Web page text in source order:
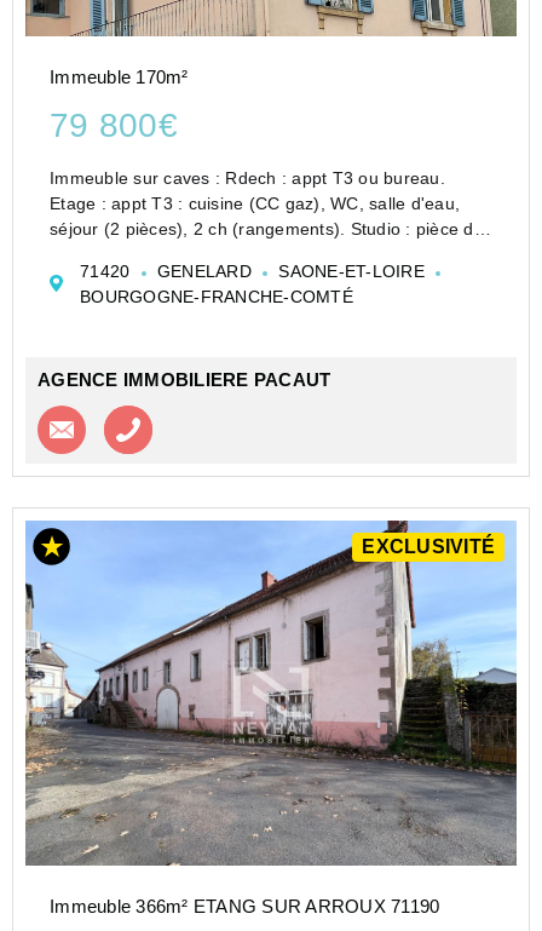
Immeuble 170m²
79 800€
Immeuble sur caves : Rdech : appt T3 ou bureau.
Etage : appt T3 : cuisine (CC gaz), WC, salle d'eau,
séjour (2 pièces), 2 ch (rangements). Studio : pièce de
Grenier aménageable. Cave voûtée. Terr...
71420 GENELARD
SAONE-ET-LOIRE
BOURGOGNE-FRANCHE-COMTÉ
AGENCE IMMOBILIERE PACAUT
Contacter l'agence
EXCLUSIVITÉ
Immeuble 366m² ETANG SUR ARROUX 71190